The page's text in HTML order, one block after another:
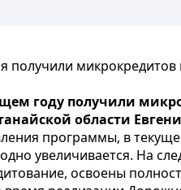
получили микрокредитов
году получили
области
программы, в
увеличивается. На
освоены